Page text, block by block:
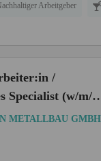
Arbeitgeber
/
Specialist (w/m/
METALLBAU